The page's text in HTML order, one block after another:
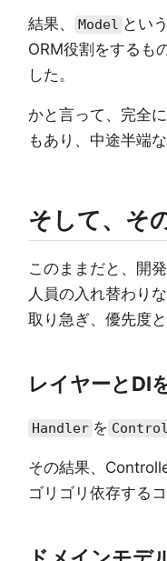
結果、 Model とい
ORM役割をするも
した。
かと言って、完全
もあり、中途半端
そして、そ
このままだと、開
人員の入れ替わり
取り急ぎ、優先度
レイヤーとDI
Handler を
その結果、
ゴリゴリ依存する